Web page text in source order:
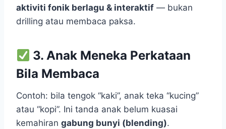
aktiviti fonik berlagu & interaktif — bukan
drilling atau membaca paksa.
3. Anak Meneka Perkataan
Bila Membaca
Contoh: bila tengok “kaki”, anak teka “kucing”
atau “kopi”. Ini tanda anak belum kuasai
kemahiran gabung bunyi (blending).